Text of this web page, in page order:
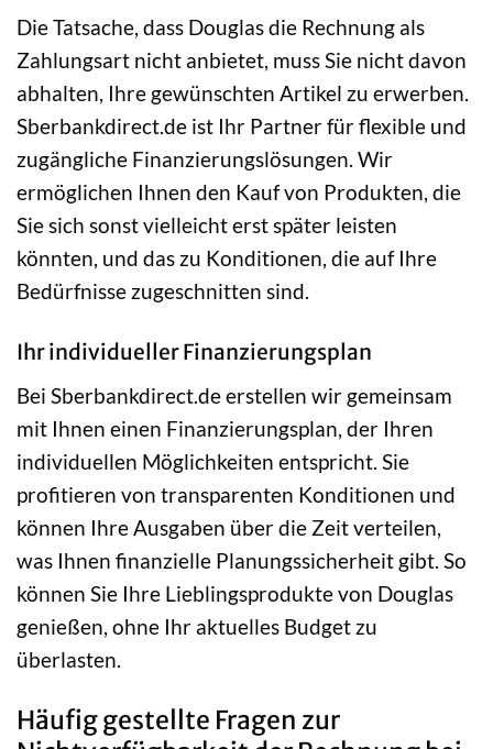
Die Tatsache, dass Douglas die Rechnung als
Zahlungsart nicht anbietet, muss Sie nicht davon
abhalten, Ihre gewünschten Artikel zu erwerben.
Sberbankdirect.de ist Ihr Partner für flexible und
zugängliche Finanzierungslösungen. Wir
ermöglichen Ihnen den Kauf von Produkten, die
Sie sich sonst vielleicht erst später leisten
könnten, und das zu Konditionen, die auf Ihre
Bedürfnisse zugeschnitten sind.
Ihr individueller Finanzierungsplan
Bei Sberbankdirect.de erstellen wir gemeinsam
mit Ihnen einen Finanzierungsplan, der Ihren
individuellen Möglichkeiten entspricht. Sie
profitieren von transparenten Konditionen und
können Ihre Ausgaben über die Zeit verteilen,
was Ihnen finanzielle Planungssicherheit gibt. So
können Sie Ihre Lieblingsprodukte von Douglas
genießen, ohne Ihr aktuelles Budget zu
überlasten.
Häufig gestellte Fragen zur